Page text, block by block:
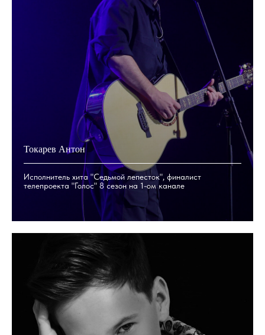
Токарев Антон
Исполнитель хита "Седьмой лепесток", финалист
телепроекта "Голос" 8 сезон на 1-ом канале